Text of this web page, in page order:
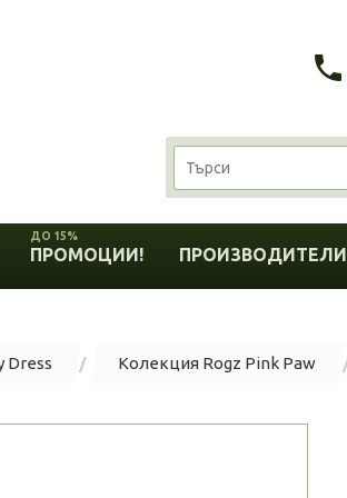
ПРОМОЦИИ!
ДО 15%
ПРОИЗВОДИТЕЛИ
Dress Колекция Rogz Pink Paw